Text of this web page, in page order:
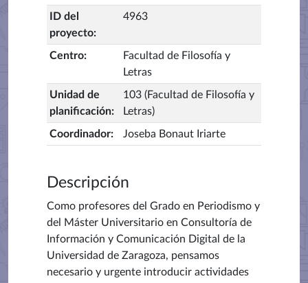
ID del
proyecto:
4963
Centro:
Facultad de Filosofía y
Letras
Unidad de
planificación:
103 (Facultad de Filosofía y
Letras)
Coordinador: Joseba Bonaut Iriarte
Descripción
Como profesores del Grado en Periodismo y
del Máster Universitario en Consultoría de
Información y Comunicación Digital de la
Universidad de Zaragoza, pensamos
necesario y urgente introducir actividades